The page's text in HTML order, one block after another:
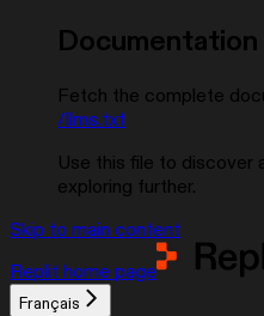
Documentation
Fetch the complete
/llms.txt
Use this file to discover
exploring further.
Skip to main content
Replit home page
Français